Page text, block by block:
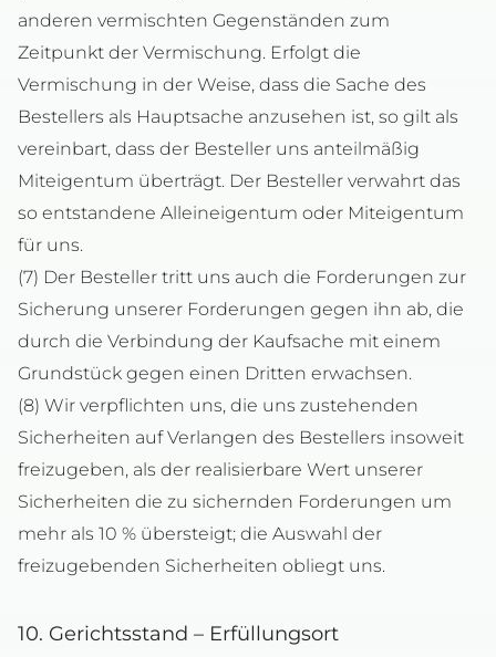
anderen vermischten Gegenständen zum
Zeitpunkt der Vermischung. Erfolgt die
Vermischung in der Weise, dass die Sache des
Bestellers als Hauptsache anzusehen ist, so gilt als
vereinbart, dass der Besteller uns anteilmäßig
Miteigentum überträgt. Der Besteller verwahrt das
so entstandene Alleineigentum oder Miteigentum
für uns.
(7) Der Besteller tritt uns auch die Forderungen zur
Sicherung unserer Forderungen gegen ihn ab, die
durch die Verbindung der Kaufsache mit einem
Grundstück gegen einen Dritten erwachsen.
(8) Wir verpflichten uns, die uns zustehenden
Sicherheiten auf Verlangen des Bestellers insoweit
freizugeben, als der realisierbare Wert unserer
Sicherheiten die zu sichernden Forderungen um
mehr als 10 % übersteigt; die Auswahl der
freizugebenden Sicherheiten obliegt uns.
10. Gerichtsstand – Erfüllungsort